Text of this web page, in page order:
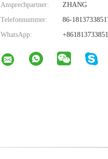
Ansprechpartner:
ZHANG
Telefonnummer:
86-
WhatsApp: